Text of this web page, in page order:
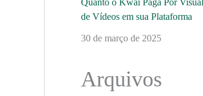
Quanto o Kwai Paga Por
de Vídeos em sua Plataforma
30 de março de 2025
Arquivos